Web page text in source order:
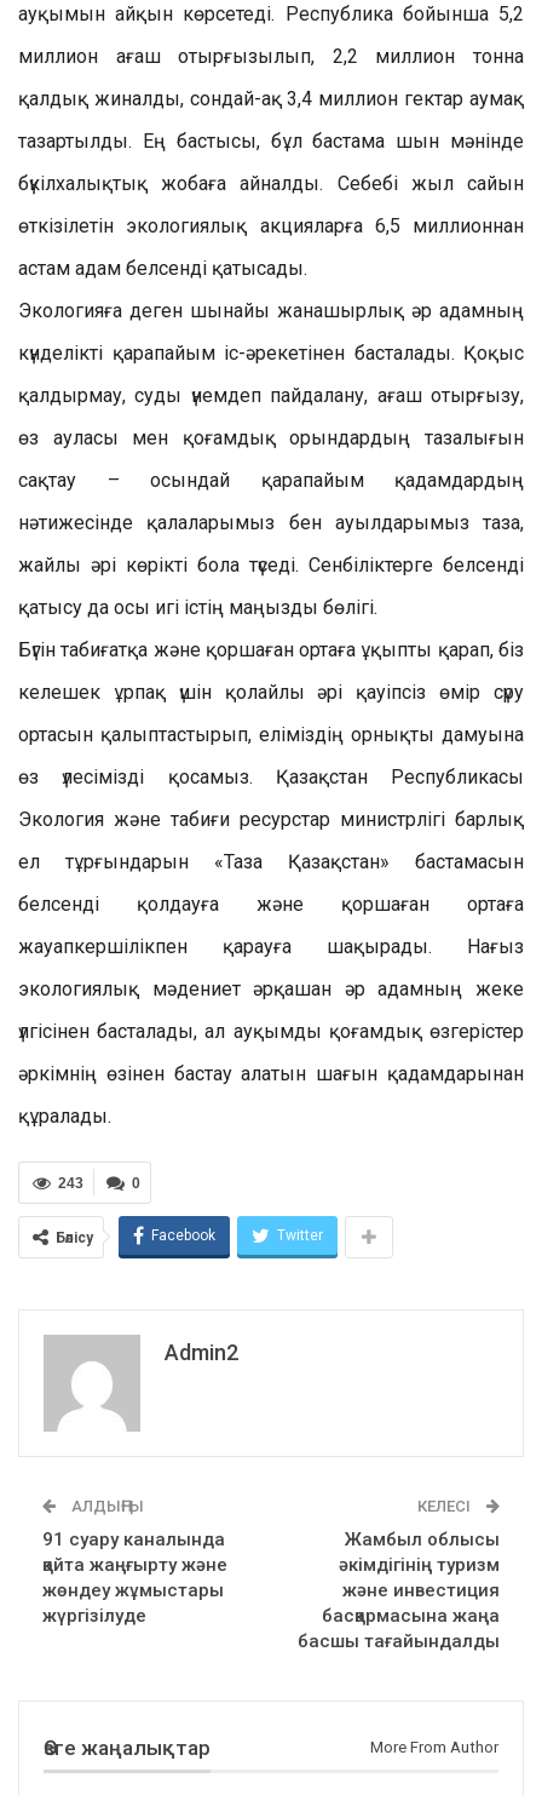
ауқымын айқын көрсетеді. Республика бойынша 5,2
миллион ағаш отырғызылып, 2,2 миллион тонна
қалдық жиналды, сондай-ақ 3,4 миллион гектар аумақ
тазартылды. Ең бастысы, бұл бастама шын мәнінде
бүкілхалықтық жобаға айналды. Себебі жыл сайын
өткізілетін экологиялық акцияларға 6,5 миллионнан
астам адам белсенді қатысады.
Экологияға деген шынайы жанашырлық әр адамның
күнделікті қарапайым іс-әрекетінен басталады. Қоқыс
қалдырмау, суды үнемдеп пайдалану, ағаш отырғызу,
өз ауласы мен қоғамдық орындардың тазалығын
сақтау – осындай қарапайым қадамдардың
нәтижесінде қалаларымыз бен ауылдарымыз таза,
жайлы әрі көрікті бола түседі. Сенбіліктерге белсенді
қатысу да осы игі істің маңызды бөлігі.
Бүгін табиғатқа және қоршаған ортаға ұқыпты қарап, біз
келешек ұрпақ үшін қолайлы әрі қауіпсіз өмір сүру
ортасын қалыптастырып, еліміздің орнықты дамуына
өз үлесімізді қосамыз. Қазақстан Республикасы
Экология және табиғи ресурстар министрлігі барлық
ел тұрғындарын «Таза Қазақстан» бастамасын
белсенді қолдауға және қоршаған ортаға
жауапкершілікпен қарауға шақырады. Нағыз
экологиялық мәдениет әрқашан әр адамның жеке
үлгісінен басталады, ал ауқымды қоғамдық өзгерістер
әркімнің өзінен бастау алатын шағын қадамдарынан
құралады.
0
243
Бөлісу Facebook Twitter
Admin2
АЛДЫҢҒЫ
91 суару каналында
қайта жаңғырту және
жөндеу жұмыстары
жүргізілуде
КЕЛЕСІ
Жамбыл облысы
әкімдігінің туризм
және инвестиция
басқармасына жаңа
басшы тағайындалды
Өзге жаңалықтар More From Author